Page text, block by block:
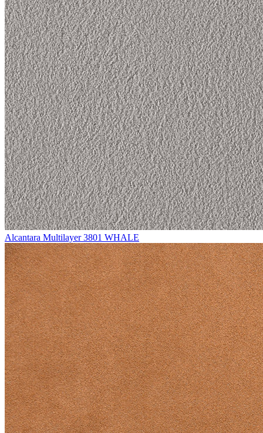
Alcantara Multilayer 3801 WHALE